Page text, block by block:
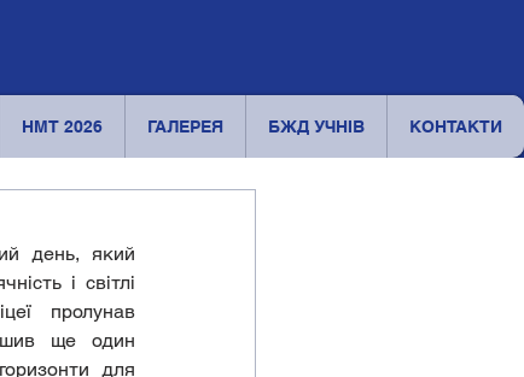
НМТ 2026 ГАЛЕРЕЯ БЖД УЧНІВ КОНТАКТИ
день, який
і світлі
пролунав
ще один
для